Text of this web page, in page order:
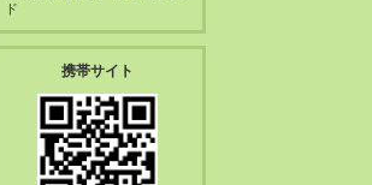
ド
携帯サイト